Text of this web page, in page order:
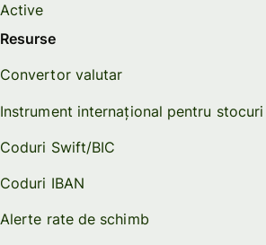
Active
Resurse
Convertor valutar
Instrument internațional pentru stocuri
Coduri Swift/BIC
Coduri IBAN
Alerte rate de schimb